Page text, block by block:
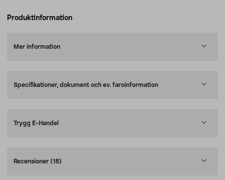
Produktinformation
Mer information
Specifikationer, dokument och ev. faroinformation
Trygg E-Handel
Recensioner (18)